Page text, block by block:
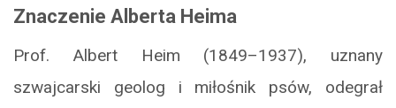
Znaczenie Alberta Heima
Prof. Albert Heim (1849–1937), uznany
szwajcarski geolog i miłośnik psów, odegrał